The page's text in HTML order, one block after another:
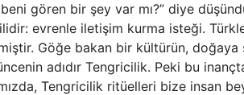
gören bir şey var mı?” diye
evrenle iletişim kurma isteği.
Göğe bakan bir kültürün, doğaya
adıdır Tengricilik. Peki bu
Tengricilik ritüelleri bize insan